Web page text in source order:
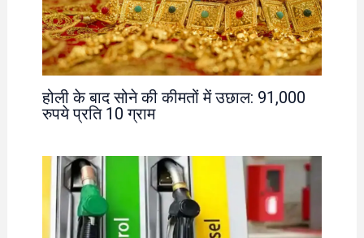
होली के बाद सोने की कीमतों में उछाल: 91,000
रुपये प्रति 10 ग्राम